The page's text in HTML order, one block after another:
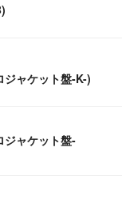
ャケット盤-K-)
ャケット盤-